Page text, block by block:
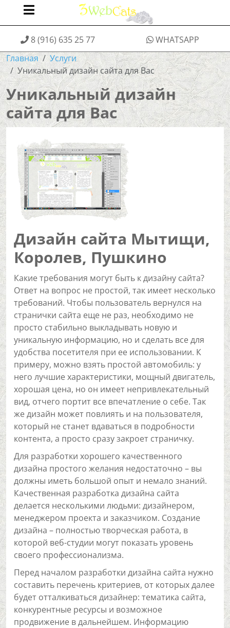
8 (916) 635 25 77
WHATSAPP
Главная
Услуги
Уникальный дизайн сайта для Вас
Уникальный дизайн
сайта для Вас
Дизайн сайта Мытищи,
Королев, Пушкино
Какие требования могут быть к дизайну сайта?
Ответ на вопрос не простой, так имеет несколько
требований. Чтобы пользователь вернулся на
странички сайта еще не раз, необходимо не
просто стабильно выкладывать новую и
уникальную информацию, но и сделать все для
удобства посетителя при ее использовании. К
примеру, можно взять простой автомобиль: у
него лучшие характеристики, мощный двигатель,
хорошая цена, но он имеет непривлекательный
вид, отчего портит все впечатление о себе. Так
же дизайн может повлиять и на пользователя,
который не станет вдаваться в подробности
контента, а просто сразу закроет страничку.
Для разработки хорошего качественного
дизайна простого желания недостаточно – вы
должны иметь большой опыт и немало знаний.
Качественная разработка дизайна сайта
делается несколькими людьми: дизайнером,
менеджером проекта и заказчиком. Создание
дизайна – полностью творческая работа, в
которой веб-студии могут показать уровень
своего профессионализма.
Перед началом разработки дизайна сайта нужно
составить перечень критериев, от которых далее
будет отталкиваться дизайнер: тематика сайта,
конкурентные ресурсы и возможное
продвижение в дальнейшем. Информацию